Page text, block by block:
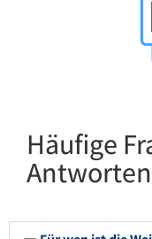
Häufige
Antworten